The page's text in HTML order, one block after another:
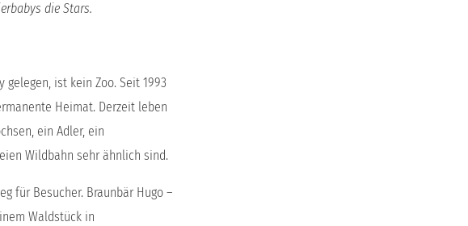
die Stars.
ist kein Zoo. Seit 1993
Heimat. Derzeit leben
ein Adler, ein
Wildbahn sehr ähnlich sind.
für Besucher. Braunbär Hugo –
Waldstück in